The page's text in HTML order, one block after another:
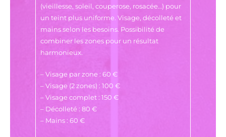
(vieillesse, soleil, couperose, rosacée…) pour
un teint plus uniforme. Visage, décolleté et
mains selon les besoins. Possibilité de
combiner les zones pour un résultat
harmonieux.
– Visage par zone : 60 €
– Visage (2 zones) : 100 €
– Visage complet : 150 €
– Décolleté : 80 €
– Mains : 60 €